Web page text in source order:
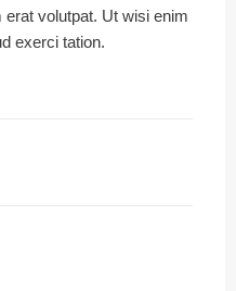
erat volutpat. Ut wisi enim
exerci tation.